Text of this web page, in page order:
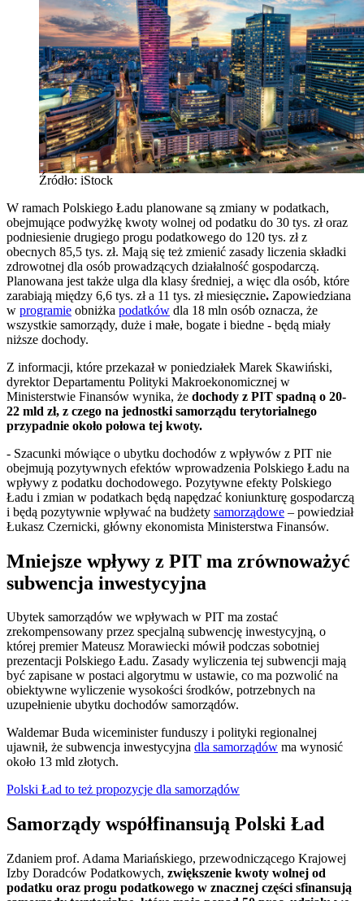
Źródło: iStock
W ramach Polskiego Ładu planowane są zmiany w podatkach,
obejmujące podwyżkę kwoty wolnej od podatku do 30 tys. zł oraz
podniesienie drugiego progu podatkowego do 120 tys. zł z
obecnych 85,5 tys. zł. Mają się też zmienić zasady liczenia składki
zdrowotnej dla osób prowadzących działalność gospodarczą.
Planowana jest także ulga dla klasy średniej, a więc dla osób, które
zarabiają między 6,6 tys. zł a 11 tys. zł miesięcznie. Zapowiedziana
w programie obniżka podatków dla 18 mln osób oznacza, że
wszystkie samorządy, duże i małe, bogate i biedne - będą miały
niższe dochody.
Z informacji, które przekazał w poniedziałek Marek Skawiński,
dyrektor Departamentu Polityki Makroekonomicznej w
Ministerstwie Finansów wynika, że dochody z PIT spadną o 20-
22 mld zł, z czego na jednostki samorządu terytorialnego
przypadnie około połowa tej kwoty.
- Szacunki mówiące o ubytku dochodów z wpływów z PIT nie
obejmują pozytywnych efektów wprowadzenia Polskiego Ładu na
wpływy z podatku dochodowego. Pozytywne efekty Polskiego
Ładu i zmian w podatkach będą napędzać koniunkturę gospodarczą
i będą pozytywnie wpływać na budżety samorządowe – powiedział
Łukasz Czernicki, główny ekonomista Ministerstwa Finansów.
Mniejsze wpływy z PIT ma zrównoważyć
subwencja inwestycyjna
Ubytek samorządów we wpływach w PIT ma zostać
zrekompensowany przez specjalną subwencję inwestycyjną, o
której premier Mateusz Morawiecki mówił podczas sobotniej
prezentacji Polskiego Ładu. Zasady wyliczenia tej subwencji mają
być zapisane w postaci algorytmu w ustawie, co ma pozwolić na
obiektywne wyliczenie wysokości środków, potrzebnych na
uzupełnienie ubytku dochodów samorządów.
Waldemar Buda wiceminister funduszy i polityki regionalnej
ujawnił, że subwencja inwestycyjna dla samorządów ma wynosić
około 13 mld złotych.
Polski Ład to też propozycje dla samorządów
Samorządy współfinansują Polski Ład
Zdaniem prof. Adama Mariańskiego, przewodniczącego Krajowej
Izby Doradców Podatkowych, zwiększenie kwoty wolnej od
podatku oraz progu podatkowego w znacznej części sfinansują